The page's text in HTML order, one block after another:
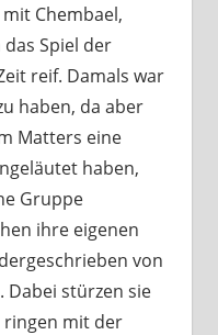
Chembael,
Spiel der
reif. Damals war
haben, da aber
Matters eine
haben,
Gruppe
ihre eigenen
von
stürzen sie
ringen mit der